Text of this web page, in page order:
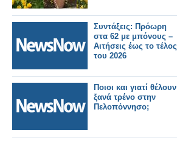
Συντάξεις: Πρόωρη
στα 62 με μπόνους –
Αιτήσεις έως το τέλος
του 2026
Ποιοι και γιατί θέλουν
ξανά τρένο στην
Πελοπόννησο;